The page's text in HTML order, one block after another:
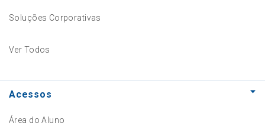
Soluções Corporativas
Ver Todos
Acessos
Área do Aluno